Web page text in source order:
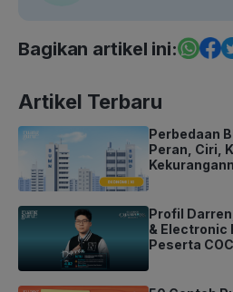
Bagikan artikel ini:
Artikel Terbaru
Perbedaan
Peran, Ciri,
Profil
& Electronic
Peserta